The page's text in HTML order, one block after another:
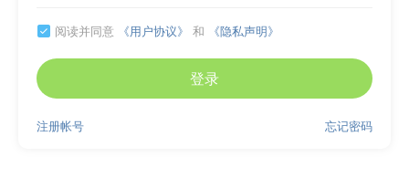
 阅读并同意 《用户协议》 和 《隐私声明》
登录
忘记密码
注册帐号